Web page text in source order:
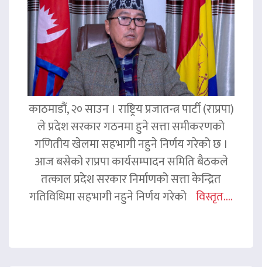
काठमाडौं, २० साउन । राष्ट्रिय प्रजातन्त्र पार्टी (राप्रपा)
ले प्रदेश सरकार गठनमा हुने सत्ता समीकरणको
गणितीय खेलमा सहभागी नहुने निर्णय गरेको छ ।
आज बसेको राप्रपा कार्यसम्पादन समिति बैठकले
तत्काल प्रदेश सरकार निर्माणको सत्ता केन्द्रित
गतिविधिमा सहभागी नहुने निर्णय गरेको विस्तृत....